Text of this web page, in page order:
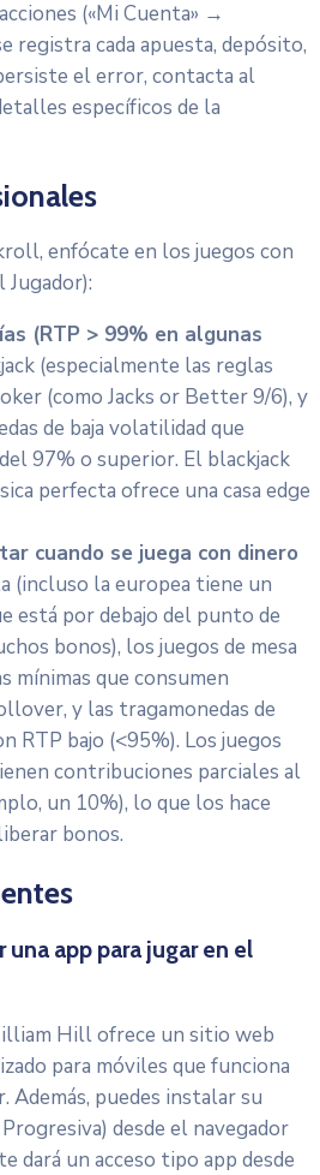
(«Mi Cuenta» →
registra cada apuesta, depósito,
el error, contacta al
específicos de la
enfócate en los juegos con
(RTP > 99% en algunas
(especialmente las reglas
(como Jacks or Better 9/6), y
de baja volatilidad que
97% o superior. El blackjack
perfecta ofrece una casa edge
cuando se juega con dinero
(incluso la europea tiene un
está por debajo del punto de
bonos), los juegos de mesa
mínimas que consumen
y las tragamonedas de
RTP bajo (<95%). Los juegos
contribuciones parciales al
un 10%), lo que los hace
bonos.
app para jugar en el
Hill ofrece un sitio web
para móviles que funciona
Además, puedes instalar su
desde el navegador
dará un acceso tipo app desde